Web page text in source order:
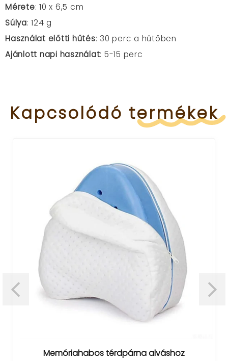
Mérete: 10 x 6,5 cm
Súlya: 124 g
Használat előtti hűtés: 30 perc a hűtőben
Ajánlott napi használat: 5-15 perc
Kapcsolódó termékek
Memóriahabos térdpárna alváshoz